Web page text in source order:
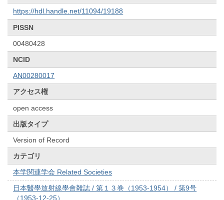
https://hdl.handle.net/11094/19188
PISSN
00480428
NCID
AN00280017
アクセス権
open access
出版タイプ
Version of Record
カテゴリ
本学関連学会 Related Societies
日本醫學放射線學會雜誌 / 第１３巻（1953-1954） / 第9号
（1953-12-25）